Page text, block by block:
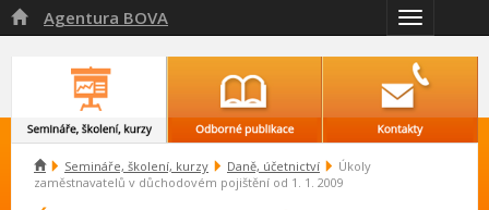
Přepnout
navigaci
 Agentura BOVA
 Semináře, školení, kurzy Daně, účetnictví
Úkoly
zaměstnavatelů v důchodovém pojištění od 1. 1. 2009